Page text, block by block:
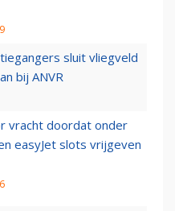
sluit vliegveld
bij ANVR
vracht doordat onder
easyJet slots vrijgeven